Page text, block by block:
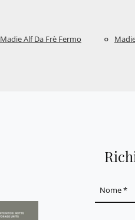
Madie Alf Da Frè Fermo